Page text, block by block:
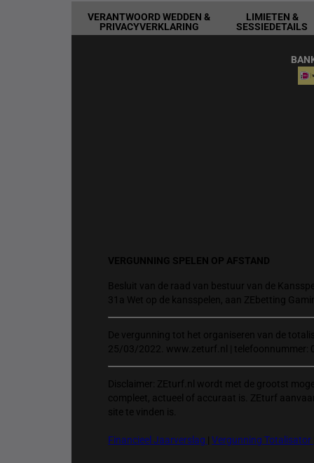
VERANTWOORD WEDDEN &
PRIVACYVERKLARING
LIMIETEN &
SESSIEDETAILS
VERGUNNING SPELEN OP AFSTAND
Besluit van de raad van bestuur van de
31a Wet op de kansspelen, aan ZEbetting
De vergunning tot het organiseren van de
25/03/2022. www.zeturf.nl | telefoonnummer:
Disclaimer: ZEturf.nl wordt met de grootst
compleet, actueel of accuraat is. ZEturf
site te vinden is.
Financieel Jaarverslag Vergunning Totalisator